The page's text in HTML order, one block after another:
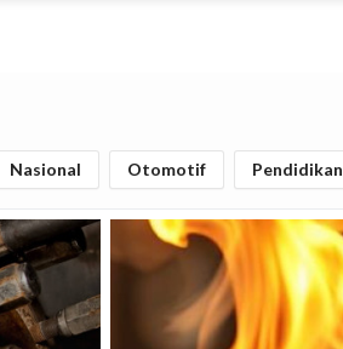
Nasional Otomotif Pendidikan